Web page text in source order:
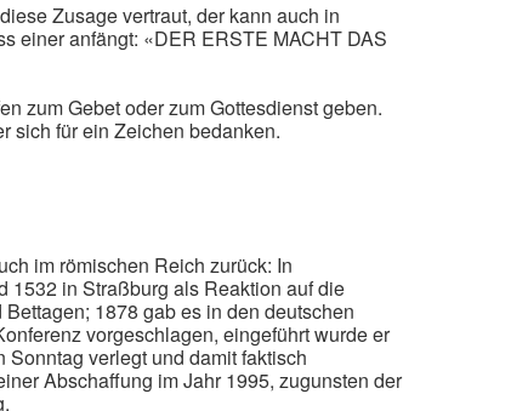
Zusage vertraut, der kann auch in
einer anfängt: «DER ERSTE MACHT DAS
zum Gebet oder zum Gottesdienst geben.
sich für ein Zeichen bedanken.
im römischen Reich zurück: In
1532 in Straßburg als Reaktion auf die
1878 gab es in den deutschen
vorgeschlagen, eingeführt wurde er
verlegt und damit faktisch
Abschaffung im Jahr 1995, zugunsten der